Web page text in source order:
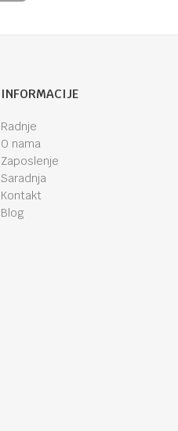
INFORMACIJE
Radnje
O nama
Zaposlenje
Saradnja
Kontakt
Blog